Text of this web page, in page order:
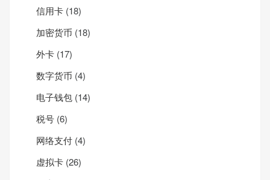
信用卡 (18)
加密货币 (18)
外卡 (17)
数字货币 (4)
电子钱包 (14)
税号 (6)
网络支付 (4)
虚拟卡 (26)